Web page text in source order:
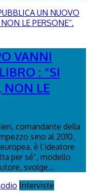
VANNI
: “SI
NON LE
comandante della
sino al 2010,
è l’ideatore
per sé”, modello
svolge...
Interviste